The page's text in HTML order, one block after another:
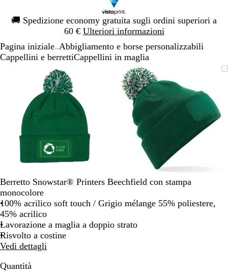
🚚 Spedizione economy gratuita sugli ordini superiori a
60 € Ulteriori informazioni
Diapositiva
1
Pagina iniziale Abbigliamento e borse personalizzabili
Cappellini e berrettiCappellini in maglia
L’immagine
può
essere
ingrandita
Ingrandito
a
minimo
Clicca
per
allargare
Usa
i
comandi
ingrandire
o
ridurre
le
per
può
essere
ingrandita
a
minimo
allargare
i
comandi
+
e
+
per
ingrandire
o
e
le
per
Berretto Snowstar® Printers Beechfield con stampa
monocolore
100% acrilico soft touch / Grigio mélange 55% poliestere,
45% acrilico
Lavorazione a maglia a doppio strato
Risvolto a costine
Vedi dettagli
Quantità